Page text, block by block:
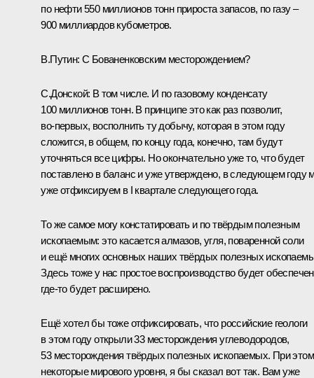
по нефти 550 миллионов тонн прироста запасов, по газу –
900 миллиардов кубометров.
В.Путин: С Бованенковским месторождением?
С.Донской: В том числе. И по газовому конденсату
100 миллионов тонн. В принципе это как раз позволит,
во‑первых, восполнить ту добычу, которая в этом году
сложится, в общем, по концу года, конечно, там будут
уточняться все цифры. Но окончательно уже то, что будет
поставлено в баланс и уже утверждено, в следующем году
уже отфиксируем в I квартале следующего года.
То же самое могу констатировать и по твёрдым полезным
ископаемым: это касается алмазов, угля, поваренной соли
и ещё многих основных наших твёрдых полезных
Здесь тоже у нас простое воспроизводство будет
где‑то будет расширено.
Ещё хотел бы тоже отфиксировать, что российские геологи
в этом году открыли 33 месторождения углеводородов,
53 месторождения твёрдых полезных ископаемых. При этом
некоторые мирового уровня, я бы сказал вот так. Вам уже